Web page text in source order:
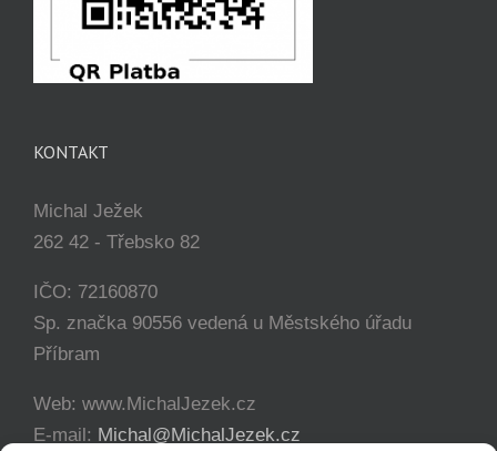
KONTAKT
Michal Ježek
262 42 - Třebsko 82
IČO: 72160870
Sp. značka 90556 vedená u Městského úřadu
Příbram
Web: www.MichalJezek.cz
E-mail: Michal@MichalJezek.cz